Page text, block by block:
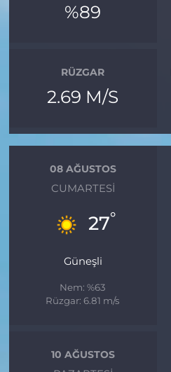
%89
RÜZGAR
2.69 M/S
08 AĞUSTOS
CUMARTESI
27°
Güneşli
Nem: %63
Rüzgar: 6.81 m/s
10 AĞUSTOS